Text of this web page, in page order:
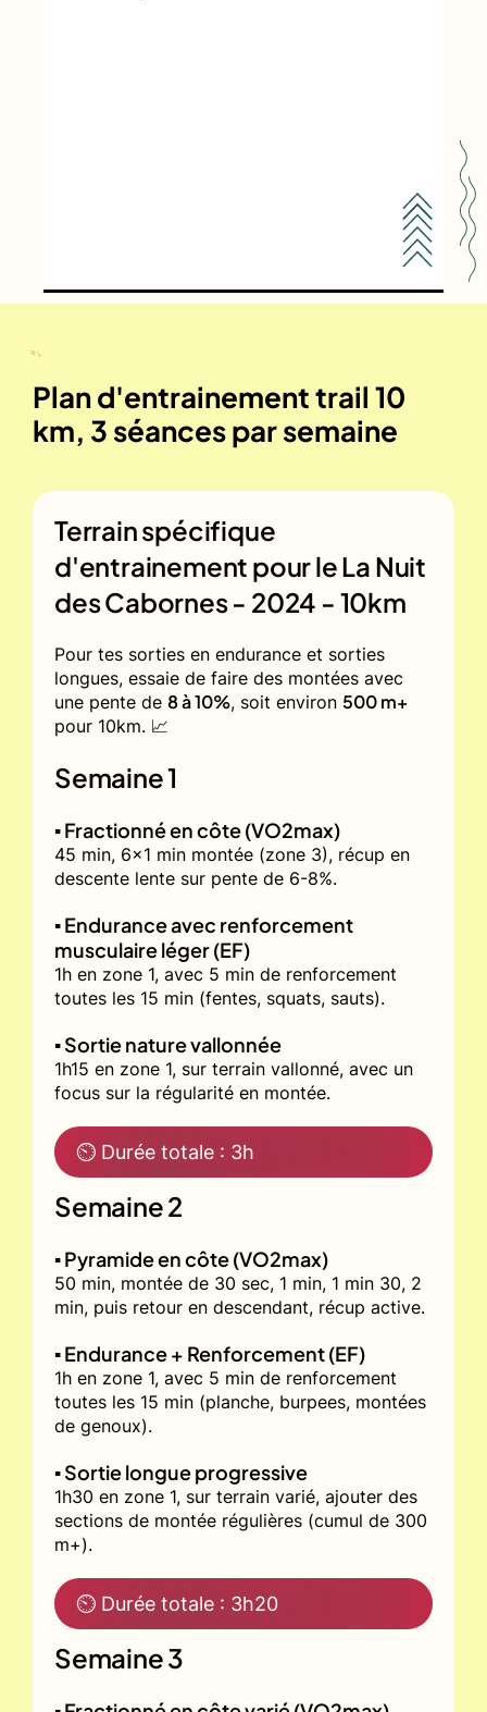
Plan d'entrainement trail 10
km, 3 séances par semaine
Terrain spécifique
d'entrainement pour leLa Nuit
des Cabornes - 2024 - 10km
Pour tes sorties en endurance et sorties
longues, essaie de faire des montées avec
une pente de 8 à 10%, soit environ 500 m+
pour 10km. 📈
Semaine 1
▪️ Fractionné en côte (VO2max)
45 min, 6x1 min montée (zone 3), récup en
descente lente sur pente de 6-8%.
▪️ Endurance avec renforcement
musculaire léger (EF)
1h en zone 1, avec 5 min de renforcement
toutes les 15 min (fentes, squats, sauts).
▪️ Sortie nature vallonnée
1h15 en zone 1, sur terrain vallonné, avec un
focus sur la régularité en montée.
⏲ Durée totale : 3h
Semaine 2
▪️ Pyramide en côte (VO2max)
50 min, montée de 30 sec, 1 min, 1 min 30, 2
min, puis retour en descendant, récup active.
▪️ Endurance + Renforcement (EF)
1h en zone 1, avec 5 min de renforcement
toutes les 15 min (planche, burpees, montées
de genoux).
▪️ Sortie longue progressive
1h30 en zone 1, sur terrain varié, ajouter des
sections de montée régulières (cumul de 300
m+).
⏲ Durée totale : 3h20
Semaine 3